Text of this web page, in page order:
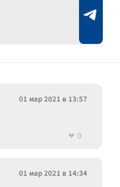
01 мар 2021 в 13:57
0
01 мар 2021 в 14:34